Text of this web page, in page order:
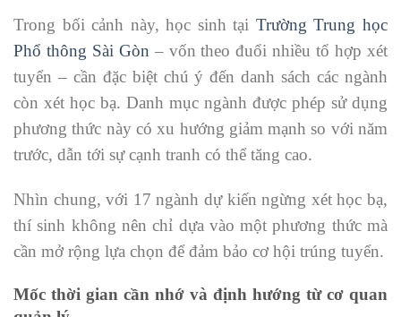
Trong bối cảnh này, học sinh tại Trường Trung học
Phổ thông Sài Gòn – vốn theo đuổi nhiều tổ hợp xét
tuyển – cần đặc biệt chú ý đến danh sách các ngành
còn xét học bạ. Danh mục ngành được phép sử dụng
phương thức này có xu hướng giảm mạnh so với năm
trước, dẫn tới sự cạnh tranh có thể tăng cao.
Nhìn chung, với 17 ngành dự kiến ngừng xét học bạ,
thí sinh không nên chỉ dựa vào một phương thức mà
cần mở rộng lựa chọn để đảm bảo cơ hội trúng tuyển.
Mốc thời gian cần nhớ và định hướng từ cơ quan